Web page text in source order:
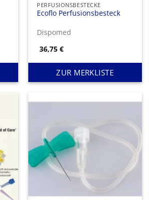
PERFUSIONSBESTECKE
Ecoflo Perfusionsbesteck
Dispomed
36,75€
ZUR MERKLISTE